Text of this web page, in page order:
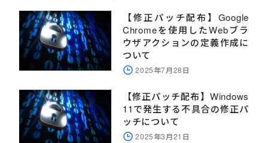
【修正パッチ配布】Google
Chromeを使用したWebブラ
ウザアクションの定義作成に
ついて
2025年7月28日
【修正パッチ配布】Windows
11で発生する不具合の修正パ
ッチについて
2025年3月21日